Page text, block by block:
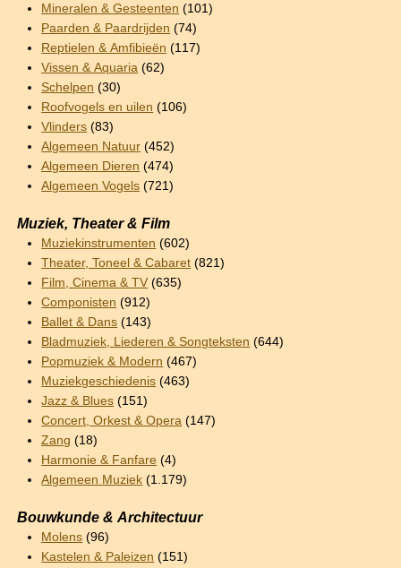
Mineralen & Gesteenten (101)
Paarden & Paardrijden (74)
Reptielen & Amfibieën (117)
Vissen & Aquaria (62)
Schelpen (30)
Roofvogels en uilen (106)
Vlinders (83)
Algemeen Natuur (452)
Algemeen Dieren (474)
Algemeen Vogels (721)
Muziek, Theater & Film
Muziekinstrumenten (602)
Theater, Toneel & Cabaret (821)
Film, Cinema & TV (635)
Componisten (912)
Ballet & Dans (143)
Bladmuziek, Liederen & Songteksten (644)
Popmuziek & Modern (467)
Muziekgeschiedenis (463)
Jazz & Blues (151)
Concert, Orkest & Opera (147)
Zang (18)
Harmonie & Fanfare (4)
Algemeen Muziek (1.179)
Bouwkunde & Architectuur
Molens (96)
Kastelen & Paleizen (151)